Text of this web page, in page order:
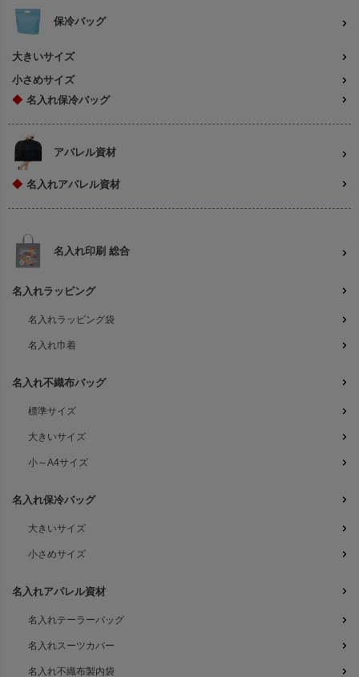
保冷バッグ
大きいサイズ
小さめサイズ
◆ 名入れ保冷バッグ
アパレル資材
◆ 名入れアパレル資材
名入れ印刷 総合
名入れラッピング
名入れラッピング袋
名入れ巾着
名入れ不織布バッグ
標準サイズ
大きいサイズ
小～A4サイズ
名入れ保冷バッグ
大きいサイズ
小さめサイズ
名入れアパレル資材
名入れテーラーバッグ
名入れスーツカバー
名入れ不織布製内袋